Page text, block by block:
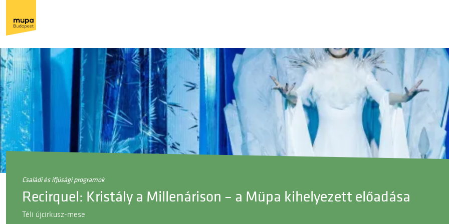
családi és ifjúsági programok
Recirquel: Kristály a Millenárison – a Müpa kihelyezett előadása
Téli újcirkusz-mese